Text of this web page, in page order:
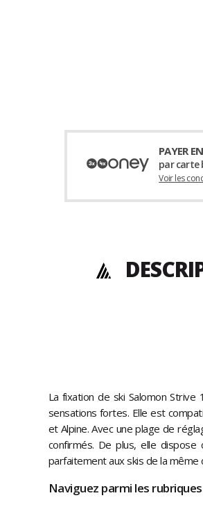
PAYER
par carte
Voir les
La fixation de ski Salomon
sensations fortes. Elle est
et Alpine. Avec une plage de
confirmés. De plus, elle
parfaitement aux skis de la même
Naviguez parmi les